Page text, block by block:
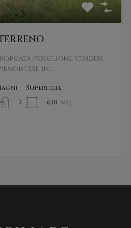
Pesiglione vendesi
in…
2
Superficie
630 mq